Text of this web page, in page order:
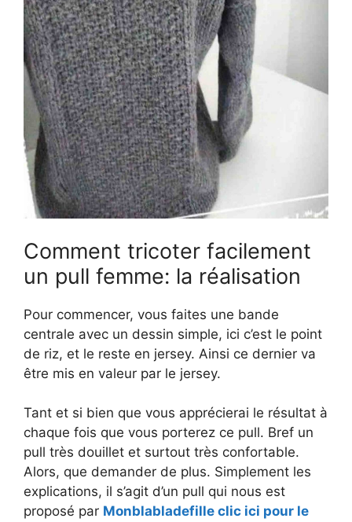
Comment tricoter facilement
un pull femme: la réalisation
Pour commencer, vous faites une bande
centrale avec un dessin simple, ici c’est le point
de riz, et le reste en jersey. Ainsi ce dernier va
être mis en valeur par le jersey.
Tant et si bien que vous apprécierai le résultat à
chaque fois que vous porterez ce pull. Bref un
pull très douillet et surtout très confortable.
Alors, que demander de plus. Simplement les
explications, il s’agit d’un pull qui nous est
proposé par Monblabladefille clic ici pour le